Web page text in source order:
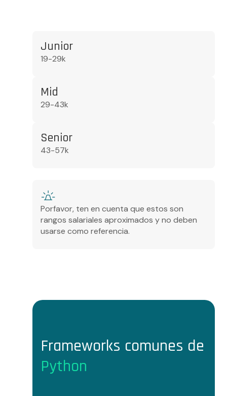
Junior
19-29k
Mid
29-43k
Senior
43-57k
Porfavor, ten en cuenta que estos son
rangos salariales aproximados y no deben
usarse como referencia.
Frameworks comunes de
Python